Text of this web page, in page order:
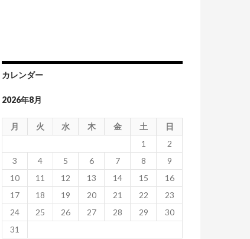
カレンダー
2026年8月
月 火 水 木 金 土
日
1
2
3
4 5 6 7 8
9
10
11 12 13 14 15
16
17
18 19 20 21 22
23
24
25 26 27 28 29
30
31